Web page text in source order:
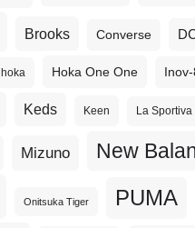
Brooks Converse
hoka Hoka One One Inov-
Keds Keen La Sportiva
Mizuno New
Onitsuka Tiger PUMA